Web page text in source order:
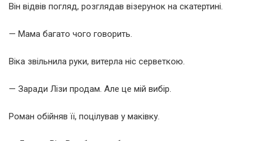
Він відвів погляд, розглядав візерунок на скатертині.
— Мама багато чого говорить.
Віка звільнила руки, витерла ніс серветкою.
— Заради Лізи продам. Але це мій вибір.
Роман обійняв її, поцілував у маківку.